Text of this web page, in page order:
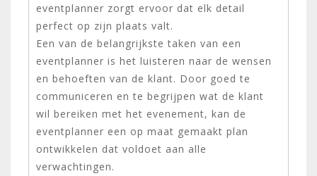
eventplanner zorgt ervoor dat elk detail
perfect op zijn plaats valt.
Een van de belangrijkste taken van een
eventplanner is het luisteren naar de wensen
en behoeften van de klant. Door goed te
communiceren en te begrijpen wat de klant
wil bereiken met het evenement, kan de
eventplanner een op maat gemaakt plan
ontwikkelen dat voldoet aan alle
verwachtingen.